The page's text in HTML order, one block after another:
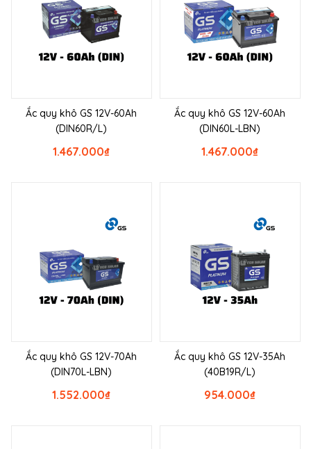
Ắc quy khô GS 12V-60Ah
(DIN60R/L)
₫
1.467.000
Ắc quy khô GS 12V-60Ah
(DIN60L-LBN)
₫
1.467.000
Ắc quy khô GS 12V-70Ah
(DIN70L-LBN)
₫
1.552.000
Ắc quy khô GS 12V-35Ah
(40B19R/L)
₫
954.000